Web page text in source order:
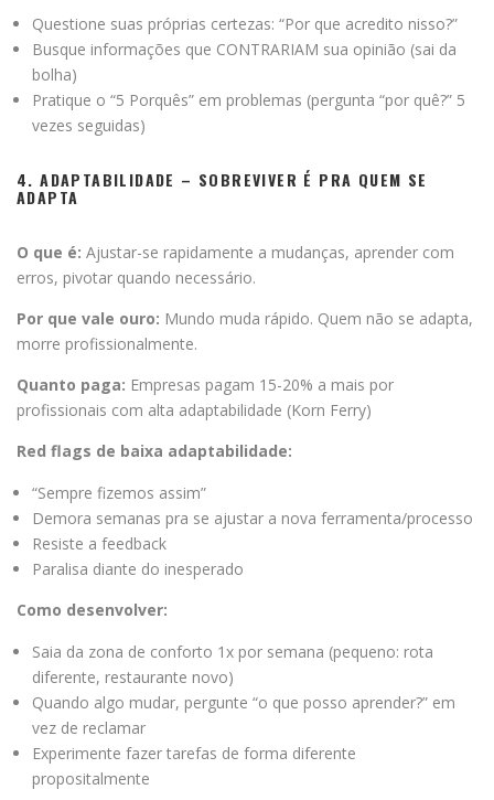
Questione suas próprias certezas: “Por que acredito nisso?”
Busque informações que CONTRARIAM sua opinião (sai da
bolha)
Pratique o “5 Porquês” em problemas (pergunta “por quê?” 5
vezes seguidas)
4. ADAPTABILIDADE – SOBREVIVER É PRA QUEM SE
ADAPTA
O que é: Ajustar-se rapidamente a mudanças, aprender com
erros, pivotar quando necessário.
Por que vale ouro: Mundo muda rápido. Quem não se adapta,
morre profissionalmente.
Quanto paga: Empresas pagam 15-20% a mais por
profissionais com alta adaptabilidade (Korn Ferry)
Red flags de baixa adaptabilidade:
“Sempre fizemos assim”
Demora semanas pra se ajustar a nova ferramenta/processo
Resiste a feedback
Paralisa diante do inesperado
Como desenvolver:
Saia da zona de conforto 1x por semana (pequeno: rota
diferente, restaurante novo)
Quando algo mudar, pergunte “o que posso aprender?” em
vez de reclamar
Experimente fazer tarefas de forma diferente
propositalmente